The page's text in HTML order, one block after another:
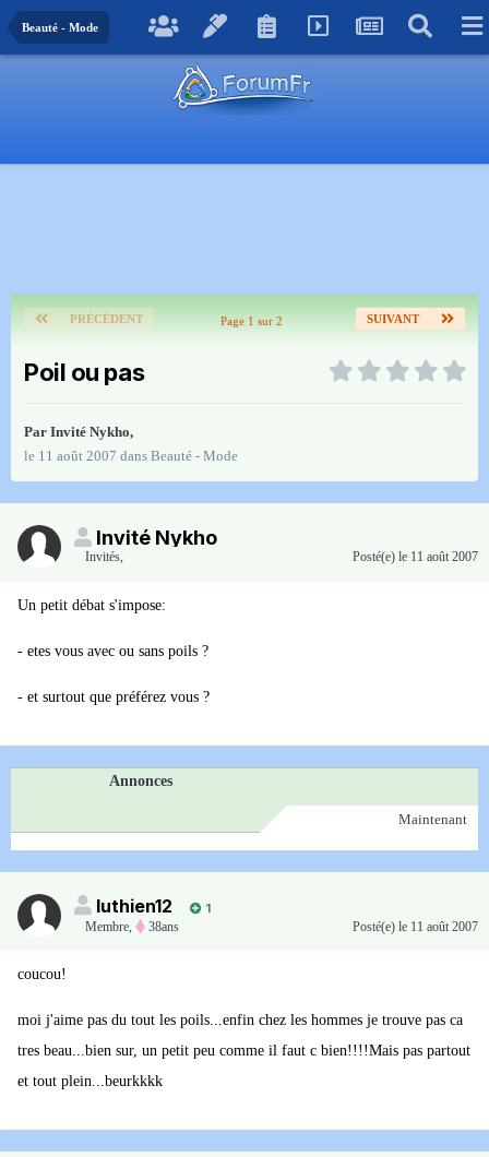
Beauté - Mode
PRÉCÉDENT SUIVANT
Page 1 sur 2
Poil ou pas
Par Invité Nykho,
le 11 août 2007 dans Beauté - Mode
Invité Nykho
Invités, Posté(e) le 11 août 2007
Un petit débat s'impose:
- etes vous avec ou sans poils ?
- et surtout que préférez vous ?
Annonces
Maintenant
luthien12
1
Membre, 38ans Posté(e) le 11 août 2007
coucou!
moi j'aime pas du tout les poils...enfin chez les hommes je trouve pas ca
tres beau...bien sur, un petit peu comme il faut c bien!!!!Mais pas partout
et tout plein...beurkkkk